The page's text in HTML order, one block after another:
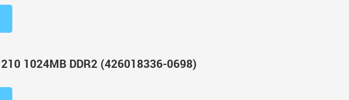
1024MB DDR2 (426018336-0698)